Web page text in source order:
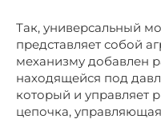
Так, универсальный
представляет собой
механизму добавлен
находящейся под
который и управляет
цепочка,